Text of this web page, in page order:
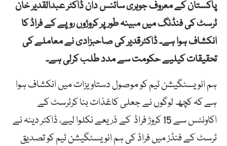
پاکستان کے معروف جوہری سائنس دان ڈاکٹر عبدالقدیر خان
ٹرسٹ کی فنڈنگ میں مبینہ طور پر کروڑوں روپے کے فراڈ کا
انکشاف ہوا ہے۔ ڈاکٹرقدیر کی صاحبزادی نے معاملے کی
تحقیقات کیلیے حکومت سے مدد طلب کرلی ہے۔
ہم انویسٹگیشن ٹیم کو موصول دستاویزات میں انکشاف ہوا
ہے کہ کچھ لوگوں نے جعلی کاغذات بنا کرٹرسٹ کے
اکاونٹس سے 15 کروڑ فراڈ کے ذریعے نکلوا لیے، ڈاکٹر دینہ نے
ٹرسٹ کے فنڈز میں فراڈ کی ہم انویسٹگیشن ٹیم کو تصدیق